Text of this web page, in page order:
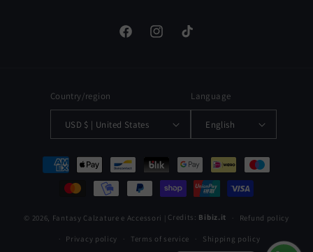
FacebookInstagramTikTok
Country/region
USD $ | United States
Language
English
Payment
methods
© 2026, Fantasy Calzature e Accessori | Credits: Bibiz.it Refund policy
Privacy policy Terms of service Shipping policy